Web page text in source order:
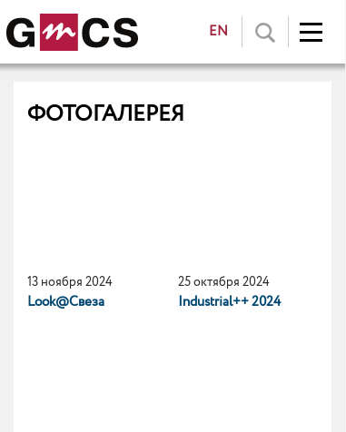
EN
ФОТОГАЛЕРЕЯ
13 ноября 2024
Look@Свеза
25 октября 2024
Industrial++ 2024